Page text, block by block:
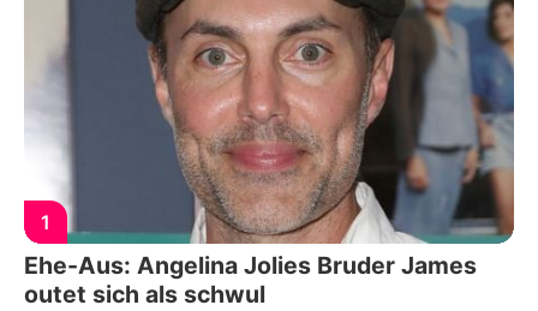
1
Ehe-Aus: Angelina Jolies Bruder James
outet sich als schwul